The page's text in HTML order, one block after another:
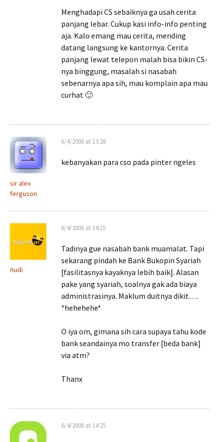
Menghadapi CS sebaiknya ga usah cerita
panjang lebar. Cukup kasi info-info penting
aja. Kalo emang mau cerita, mending
datang langsung ke kantornya. Cerita
panjang lewat telepon malah bisa bikin CS-
nya binggung, masalah si nasabah
sebenarnya apa sih, mau komplain apa mau
curhat 🙂
sir alex
ferguson
6/4/2008 at 13:28
kebanyakan para cso pada pinter ngeles
Audi
6/4/2008 at 14:15
Tadinya gue nasabah bank muamalat. Tapi
sekarang pindah ke Bank Bukopin Syariah
[fasilitasnya kayaknya lebih baik]. Alasan
pake yang syariah, soalnya gak ada biaya
administrasinya. Maklum duitnya dikit….
*hehehehe*
O iya om, gimana sih cara supaya tahu kode
bank seandainya mo transfer [beda bank]
via atm?
Thanx
6/4/2008 at 14:25